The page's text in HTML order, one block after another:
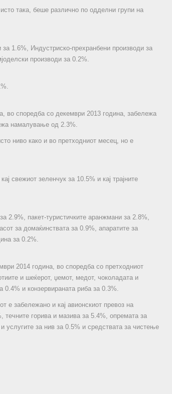
така, беше различно по одделни групи на
1.6%, Индустриско-прехранбени производи за
производи за 0.2%.
вo споредба со декември 2013 година, забележа
намалување од 2.3%.
ниво како и во претходниот месец, но е
свежиот зеленчук за 10.5% и кај трајните
2.9%, пакет-туристичките аранжмани за 2.8%,
за домаќинствата за 0.9%, апаратите за
за 0.2%.
2014 година, во споредба со претходниот
и шеќерот, џемот, медот, чоколадата и
0.4% и конзервираната риба за 0.3%.
е забележано и кај авионскиот превоз на
течните горива и мазива за 5.4%, опремата за
за нив за 0.5% и средствата за чистење